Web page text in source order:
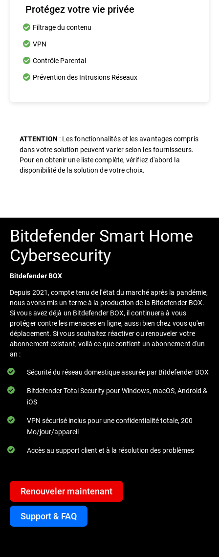
Protégez votre vie privée
Filtrage du contenu
VPN
Contrôle Parental
Prévention des Intrusions Réseaux
ATTENTION : Les fonctionnalités et les avantages compris
dans votre solution peuvent varier selon les fournisseurs.
Pour en obtenir une liste complète, vérifiez d'abord la
disponibilité de la solution de votre choix.
Bitdefender Smart Home
Cybersecurity
Bitdefender BOX
Depuis 2021, compte tenu de l'état du marché après la pandémie,
nous avons mis un terme à la production de la Bitdefender BOX.
Si vous avez déjà un Bitdefender BOX, il continuera à vous
protéger contre les menaces en ligne, aussi bien chez vous qu'en
déplacement. Si vous souhaitez réactiver ou renouveler votre
abonnement existant, voilà ce que contient un abonnement d'un
an :
Sécurité du réseau domestique assurée par Bitdefender BOX
Bitdefender Total Security pour Windows, macOS, Android &
iOS
VPN sécurisé inclus pour une confidentialité totale, 200
Mo/jour/appareil
Accès au support client et à la résolution des problèmes
Renouveler maintenant
Support & FAQ